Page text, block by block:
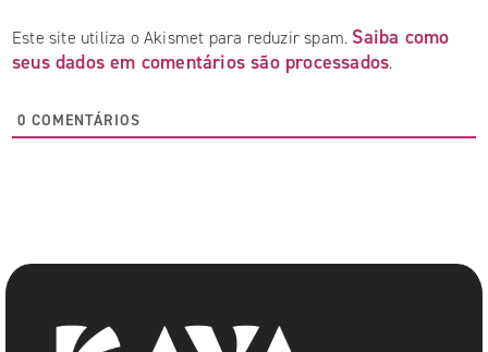
Este site utiliza o Akismet para reduzir spam. Saiba como
seus dados em comentários são processados.
0 COMENTÁRIOS